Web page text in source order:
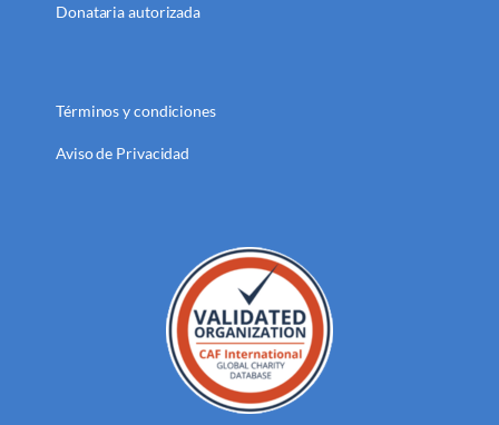
Donataria autorizada
Términos y condiciones
Aviso de Privacidad